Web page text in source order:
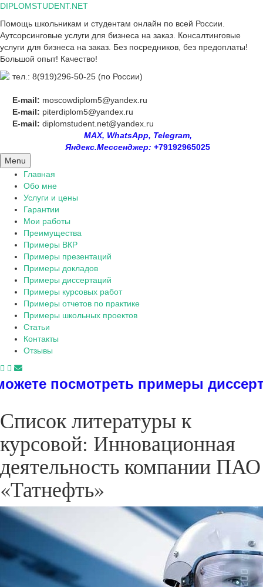
Skip
content
DIPLOMSTUDENT.NET
Помощь школьникам и студентам онлайн по всей России.
Аутсорсинговые услуги для бизнеса на заказ. Консалтинговые
услуги для бизнеса на заказ. Без посредников, без предоплаты!
Большой опыт! Качество!
тел.: 8(919)296-50-25 (по России)
E-mail: moscowdiplom5@yandex.ru
E-mail: piterdiplom5@yandex.ru
E-mail: diplomstudent.net@yandex.ru
MAX, WhatsApp, Telegram,
Яндекс.Мессенджер: +79192965025
Menu
Главная
Обо мне
Услуги и цены
Гарантии
Мои работы
Преимущества
Примеры ВКР
Примеры презентаций
Примеры докладов
Примеры диссертаций
Примеры курсовых работ
Примеры отчетов по практике
Примеры школьных проектов
Статьи
Контакты
Отзывы
примеры диссертаций,
Список литературы к
курсовой: Инновационная
деятельность компании ПАО
«Татнефть»